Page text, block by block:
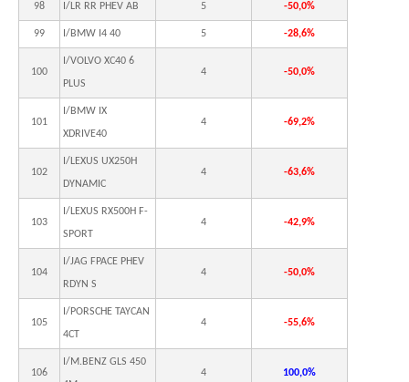
98 I/LR RR PHEV AB 5 -50,0%
99 I/BMW I4 40 5 -28,6%
100
I/VOLVO XC40 6
PLUS
4 -50,0%
101
I/BMW IX
XDRIVE40
4 -69,2%
102
I/LEXUS UX250H
DYNAMIC
4 -63,6%
103
I/LEXUS RX500H F-
SPORT
4 -42,9%
104
I/JAG FPACE PHEV
RDYN S
4 -50,0%
105
I/PORSCHE TAYCAN
4CT
4 -55,6%
106
I/M.BENZ GLS 450
4 100,0%